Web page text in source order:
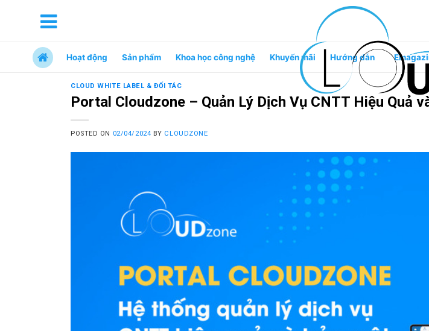
Hoạt động Sản phẩm Khoa học công nghệ Khuyến mãi Hướng dẫn
CLOUD WHITE LABEL & ĐỐI TÁC
Portal Cloudzone – Quản Lý Dịch Vụ CNTT Hiệu Quả
POSTED ON 02/04/2024 BY CLOUDZONE